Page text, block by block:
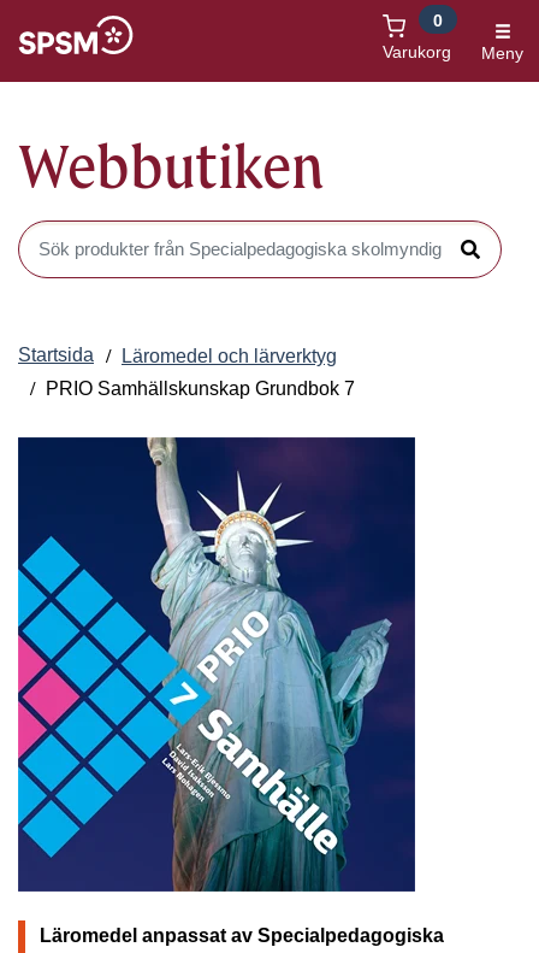
Varukorg
0
Meny
Webbutiken
Sök produkter i Webbutiken
Sök
Startsida
Läromedel och lärverktyg
PRIO Samhällskunskap Grundbok 7
Läromedel anpassat av Specialpedagogiska